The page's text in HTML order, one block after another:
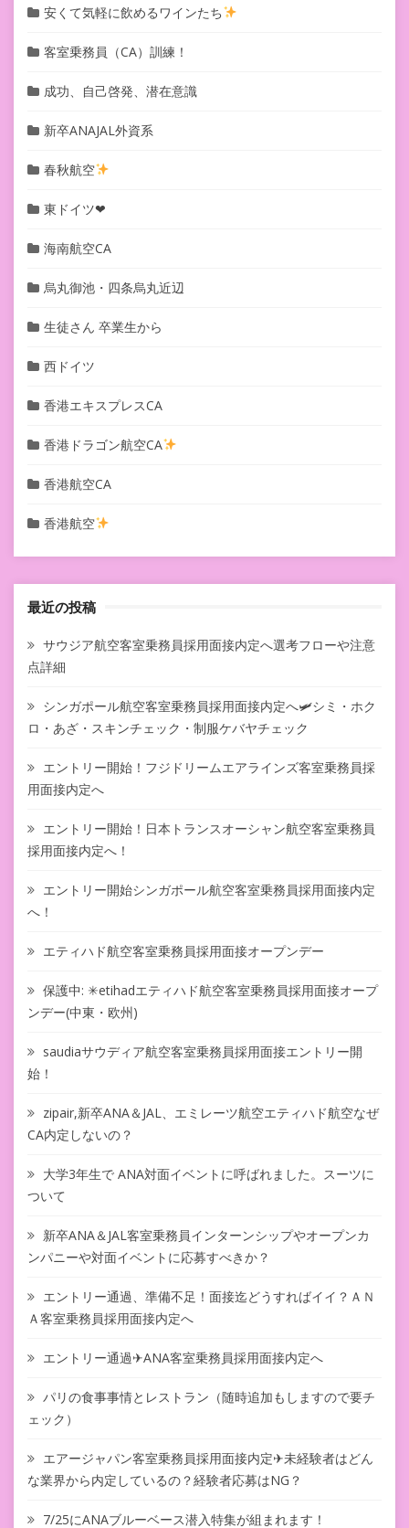
安くて気軽に飲めるワインたち
客室乗務員（CA）訓練！
成功、自己啓発、潜在意識
新卒ANAJAL外資系
春秋航空
東ドイツ❤︎
海南航空CA
烏丸御池・四条烏丸近辺
生徒さん 卒業生から
西ドイツ
香港エキスプレスCA
香港ドラゴン航空CA
香港航空CA
香港航空
最近の投稿
サウジア航空客室乗務員採用面接内定へ選考フローや注意
点詳細
シンガポール航空客室乗務員採用面接内定へ🛩シミ・ホク
ロ・あざ・スキンチェック・制服ケバヤチェック
エントリー開始！フジドリームエアラインズ客室乗務員採
用面接内定へ
エントリー開始！日本トランスオーシャン航空客室乗務員
採用面接内定へ！
エントリー開始シンガポール航空客室乗務員採用面接内定
へ！
エティハド航空客室乗務員採用面接オープンデー
保護中: ✳︎etihadエティハド航空客室乗務員採用面接オープ
ンデー(中東・欧州)
saudiaサウディア航空客室乗務員採用面接エントリー開
始！
zipair,新卒ANA＆JAL、エミレーツ航空エティハド航空なぜ
CA内定しないの？
大学3年生で ANA対面イベントに呼ばれました。スーツに
ついて
新卒ANA＆JAL客室乗務員インターンシップやオープンカ
ンパニーや対面イベントに応募すべきか？
エントリー通過、準備不足！面接迄どうすればイイ？ＡＮ
Ａ客室乗務員採用面接内定へ
エントリー通過✈ANA客室乗務員採用面接内定へ
パリの食事事情とレストラン（随時追加もしますので要チ
ェック）
エアージャパン客室乗務員採用面接内定✈未経験者はどん
な業界から内定しているの？経験者応募はNG？
7/25にANAブルーベース潜入特集が組まれます！